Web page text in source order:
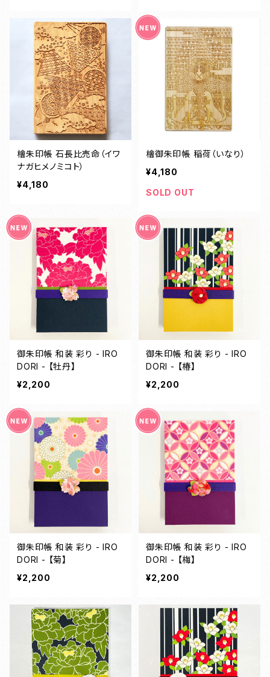
檜朱印帳 石長比売命（イワ
ナガヒメノミコト）
¥4,180
檜御朱印帳 稲荷（いなり）
¥4,180
SOLD OUT
御朱印帳 和装 彩り - IRO
DORI - 【牡丹】
¥2,200
御朱印帳 和装 彩り - IRO
DORI - 【椿】
¥2,200
御朱印帳 和装 彩り - IRO
DORI - 【菊】
¥2,200
御朱印帳 和装 彩り - IRO
DORI - 【梅】
¥2,200